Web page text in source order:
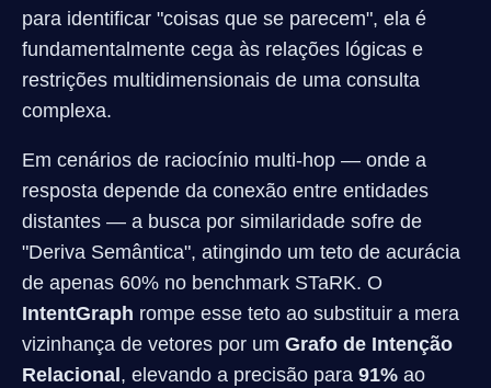
para identificar "coisas que se parecem", ela é
fundamentalmente cega às relações lógicas e
restrições multidimensionais de uma consulta
complexa.
Em cenários de raciocínio multi-hop — onde a
resposta depende da conexão entre entidades
distantes — a busca por similaridade sofre de
"Deriva Semântica", atingindo um teto de acurácia
de apenas 60% no benchmark STaRK. O
IntentGraph rompe esse teto ao substituir a mera
vizinhança de vetores por um Grafo de Intenção
Relacional , elevando a precisão para 91% ao